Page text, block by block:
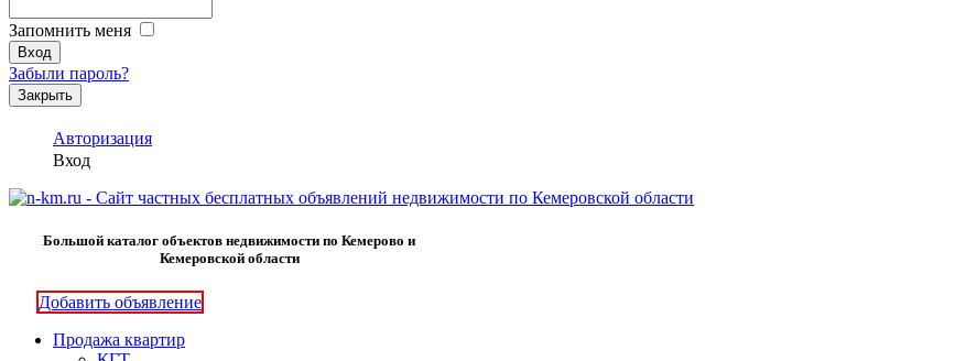
Запомнить меня
Забыли пароль?
Закрыть
Авторизация
Вход
Большой каталог объектов недвижимости по Кемерово и
Кемеровской области
Добавить объявление
Продажа квартир